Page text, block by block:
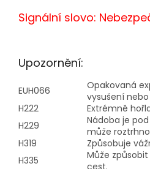
Signální slovo:
Upozornění:
EUH066
Opakovaná
vysušení
H222
Extrémně
H229
Nádoba je
může
H319
Způsobuje
H335
Může
cest.